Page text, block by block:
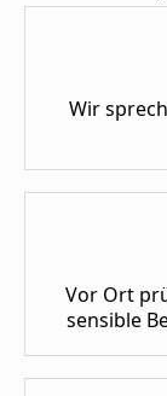
Wir
Vor Ort
sensible